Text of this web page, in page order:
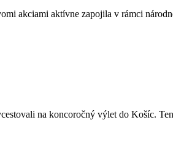
akciami aktívne zapojila v rámci
na koncoročný výlet do Košíc.